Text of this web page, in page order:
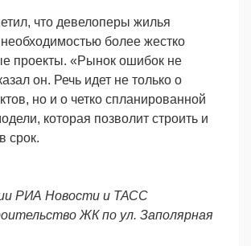
что девелоперы жилья
необходимостью более жестко
проекты. «Рынок ошибок не
он. Речь идет не только о
но и о четко спланированной
которая позволит строить и
срок.
РИА Новости и ТАСС
ЖК по ул. Заполярная